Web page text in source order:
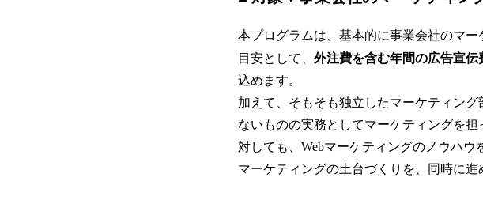
本プログラムは、基本的に事業会社のマー
目安として、 外注費を含む年間の広告宣
込めます。
加えて、そもそも独立したマーケティン
ないものの実務としてマーケティングを
対しても、Webマーケティングのノウハ
マーケティングの土台づくりを、同時に進